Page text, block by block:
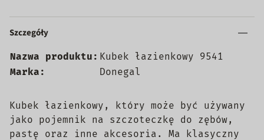
Szczegóły
Nazwa produktu: Kubek łazienkowy 9541
Marka:
Donegal
Kubek łazienkowy, który może być używany
jako pojemnik na szczoteczkę do zębów,
pastę oraz inne akcesoria. Ma klasyczny